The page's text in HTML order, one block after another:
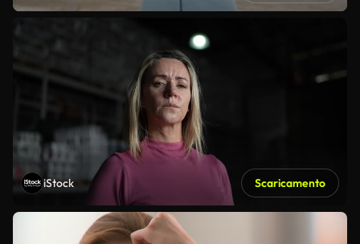
iStock Scaricamento